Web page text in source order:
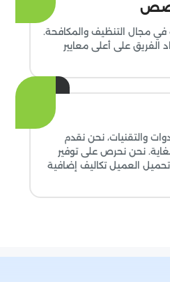
في مجال التنظيف والمكافحة.
الفريق على أعلى معايير
والتقنيات، نحن نقدم
نحن نحرص على توفير
العميل تكاليف إضافية